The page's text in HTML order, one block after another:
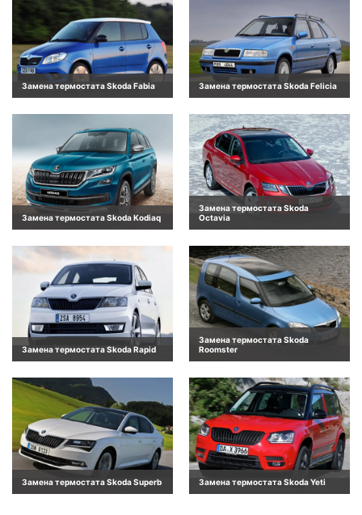
Замена термостата Skoda Fabia Замена термостата Skoda Felicia
Замена термостата Skoda Kodiaq
Замена термостата Skoda
Octavia
Замена термостата Skoda Rapid
Замена термостата Skoda
Roomster
Замена термостата Skoda Superb Замена термостата Skoda Yeti